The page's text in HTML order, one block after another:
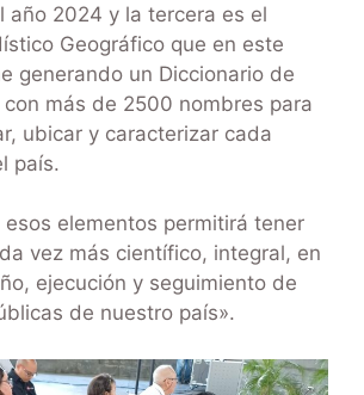
año 2024 y la tercera es el
Geográfico que en este
generando un Diccionario de
más de 2500 nombres para
ubicar y caracterizar cada
país.
esos elementos permitirá tener
vez más científico, integral, en
ejecución y seguimiento de
de nuestro país».